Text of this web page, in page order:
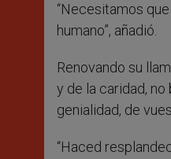
“Necesitamos
humano”, añadió.
Renovando su
y de la caridad,
genialidad, de
“Haced